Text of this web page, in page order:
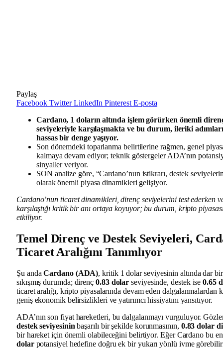
Paylaş
Facebook Twitter LinkedIn Pinterest E-posta
Cardano, 1 doların altında işlem görürken önemli
seviyeleriyle karşılaşmakta ve bu durum, ileriki
hassas bir denge yaşıyor.
Son dönemdeki toparlanma belirtilerine rağmen, genel
kalmaya devam ediyor; teknik göstergeler ADA’nın
sinyaller veriyor.
SON analize göre, “Cardano’nun istikrarı, destek
olarak önemli piyasa dinamikleri gelişiyor.
Cardano’nun ticaret dinamikleri, direnç seviyelerini test ederken
karşılaştığı kritik bir anı ortaya koyuyor; bu durum, kripto
etkiliyor.
Temel Direnç ve Destek Seviyeleri,
Ticaret Aralığını Tanımlıyor
Şu andaCardano (ADA), kritik 1 dolar seviyesinin altında dar bir
sıkışmış durumda; direnç 0.83 dolar seviyesinde, destek ise0.65
ticaret aralığı, kripto piyasalarında devam eden dalgalanmalardan
geniş ekonomik belirsizlikleri ve yatırımcı hissiyatını yansıtıyor.
ADA’nın son fiyat hareketleri, bu dalgalanmayı vurguluyor.
destek seviyesinin başarılı bir şekilde korunmasının, 0.83 dolar
bir hareket için önemli olabileceğini belirtiyor. Eğer Cardano bu
dolarpotansiyel hedefine doğru ek bir yukarı yönlü ivme